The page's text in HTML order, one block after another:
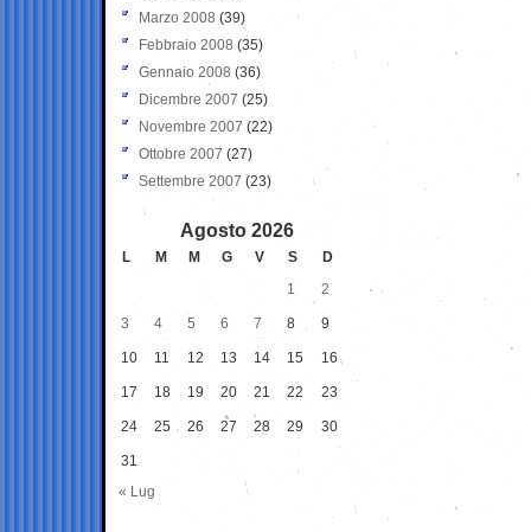
Marzo 2008 (39)
Febbraio 2008 (35)
Gennaio 2008 (36)
Dicembre 2007 (25)
Novembre 2007 (22)
Ottobre 2007 (27)
Settembre 2007 (23)
Agosto 2026
L M M G V S
D
1
2
3 4 5 6 7 8 9
10 11 12 13 14 15 16
17 18 19 20 21 22 23
24 25 26 27 28 29 30
31
« Lug